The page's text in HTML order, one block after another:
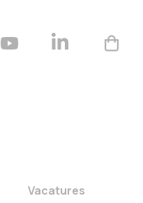
Vacatures